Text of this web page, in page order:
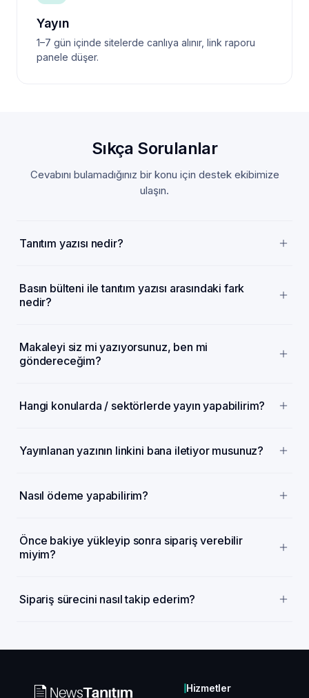
Yayın
1–7 gün içinde sitelerde canlıya alınır, link raporu
panele düşer.
Sıkça Sorulanlar
Cevabını bulamadığınız bir konu için destek ekibimize
ulaşın.
Tanıtım yazısı nedir?
Basın bülteni ile tanıtım yazısı arasındaki fark
nedir?
Makaleyi siz mi yazıyorsunuz, ben mi
göndereceğim?
Hangi konularda / sektörlerde yayın yapabilirim?
Yayınlanan yazının linkini bana iletiyor musunuz?
Nasıl ödeme yapabilirim?
Önce bakiye yükleyip sonra sipariş verebilir
miyim?
Sipariş sürecini nasıl takip ederim?
Hizmetler